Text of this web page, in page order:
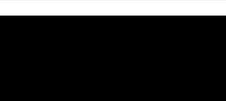
全家取貨付款